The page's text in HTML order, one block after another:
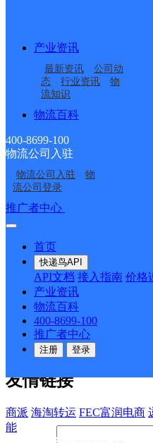
产业资讯
最新资讯
公司动
态
行业资讯
物
流知识
物流百科
400-8699-100
物流公司入驻
物流公司入驻
物
流公司登录
推广者中心
首页
快递鸟API
API文档 接入指南 价格
产业资讯
物流百科
400-8699-100
推广者中心
注册 登录
安徽长丰县公司
长丰岗集
长丰县水湖镇合作点
ID1404
安徽合肥双凤公司
合肥长丰县凤霞路
UH合肥长丰B
接口API
API接口 DEMO下载
关于我们
公司介绍 企业动态
合作伙伴 快递鸟接口服务
户隐私政策
友情链接
商派 海淘转运 FEC富润电商
能